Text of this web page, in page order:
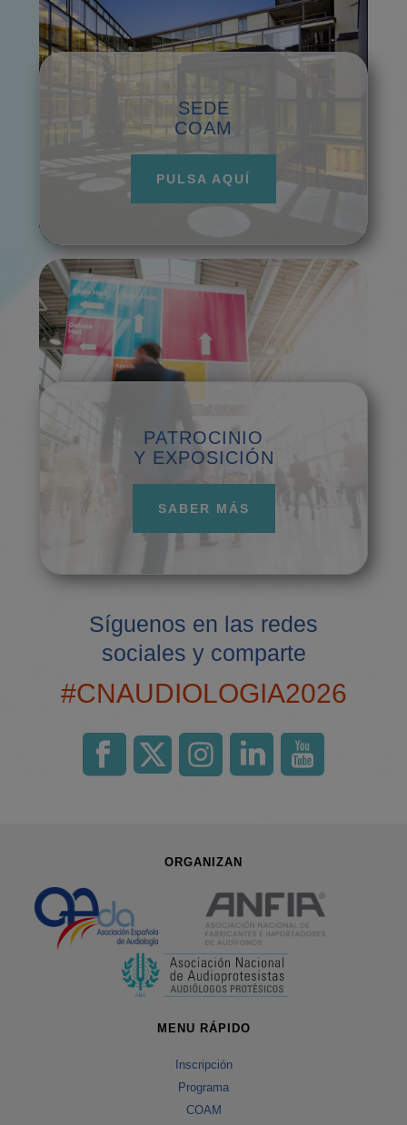
SEDE
COAM
PULSA AQUÍ
PATROCINIO
Y EXPOSICIÓN
SABER MÁS
Síguenos en las redes
sociales y comparte
#CNAUDIOLOGIA2026
ORGANIZAN
MENU RÁPIDO
Inscripción
Programa
COAM